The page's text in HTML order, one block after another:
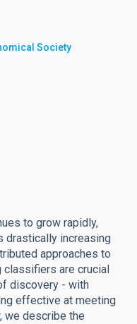
Society
to grow rapidly,
drastically increasing
approaches to
classifiers are crucial
discovery - with
effective at meeting
we describe the